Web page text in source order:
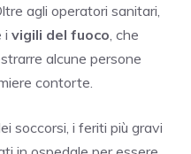
agli operatori sanitari,
i vigili del fuoco , che
alcune persone
contorte.
soccorsi, i feriti più gravi